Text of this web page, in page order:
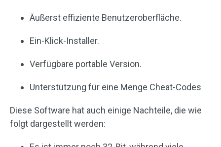
Äußerst effiziente Benutzeroberfläche.
Ein-Klick-Installer.
Verfügbare portable Version.
Unterstützung für eine Menge Cheat-Codes
Diese Software hat auch einige Nachteile, die wie
folgt dargestellt werden: